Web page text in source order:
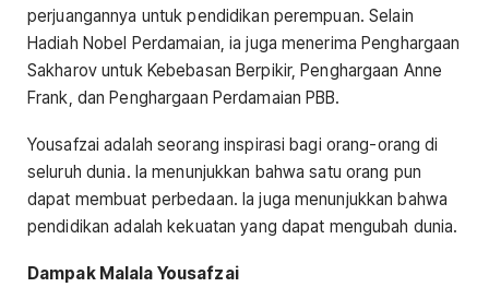
perjuangannya untuk pendidikan perempuan. Selain
Hadiah Nobel Perdamaian, ia juga menerima Penghargaan
Sakharov untuk Kebebasan Berpikir, Penghargaan Anne
Frank, dan Penghargaan Perdamaian PBB.
Yousafzai adalah seorang inspirasi bagi orang-orang di
seluruh dunia. Ia menunjukkan bahwa satu orang pun
dapat membuat perbedaan. Ia juga menunjukkan bahwa
pendidikan adalah kekuatan yang dapat mengubah dunia.
Dampak Malala Yousafzai